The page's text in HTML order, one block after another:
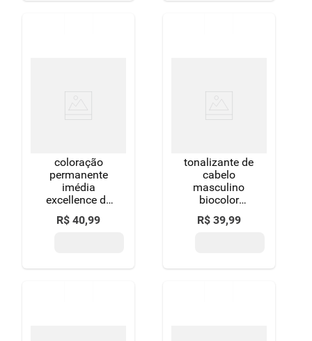
coloração
permanente
imédia
excellence de
l'oréal paris
8.0 louro claro
R$ 40,99
tonalizante de
cabelo
masculino
biocolor
homem
bozzano louro
R$ 39,99